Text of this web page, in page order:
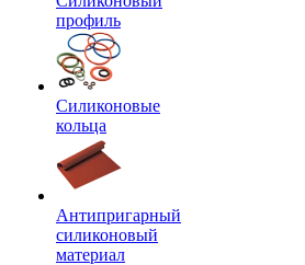
профиль
Силиконовые
кольца
Антипригарный
силиконовый
материал